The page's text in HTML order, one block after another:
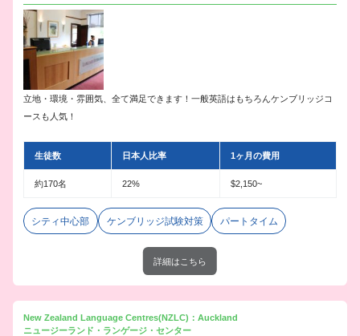
立地・環境・雰囲気、全て満足できます！一般英語はもちろんケンブリッジコ
ースも人気！
生徒数 日本人比率 1ヶ月の費用
約170名 22% $2,150~
シティ中心部 ケンブリッジ試験対策 パートタイム
詳細はこちら
New Zealand Language Centres(NZLC)：Auckland
ニュージーランド・ランゲージ・センター